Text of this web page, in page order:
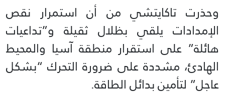
وحذرت تاكايتشي من أن استمرار نقص
الإمدادات يلقي بظلال ثقيلة و”تداعيات
هائلة” على استقرار منطقة آسيا والمحيط
الهادئ، مشددة على ضرورة التحرك “بشكل
عاجل” لتأمين بدائل الطاقة.